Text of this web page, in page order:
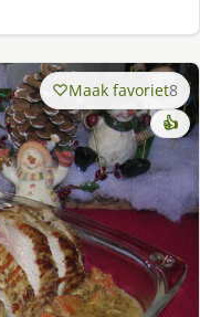
Maak favoriet8
👍